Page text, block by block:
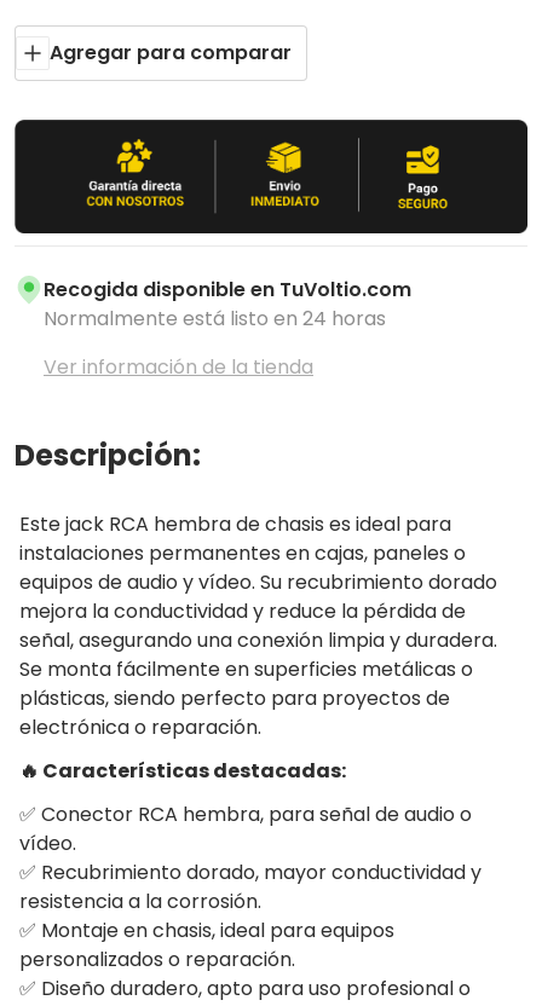
Agregar para comparar
Recogida disponible en TuVoltio.com
Normalmente está listo en 24 horas
Ver información de la tienda
Descripción:
Este jack RCA hembra de chasis es ideal para
instalaciones permanentes en cajas, paneles o
equipos de audio y vídeo. Su recubrimiento dorado
mejora la conductividad y reduce la pérdida de
señal, asegurando una conexión limpia y duradera.
Se monta fácilmente en superficies metálicas o
plásticas, siendo perfecto para proyectos de
electrónica o reparación.
🔥 Características destacadas:
✅ Conector RCA hembra, para señal de audio o
vídeo.
✅ Recubrimiento dorado, mayor conductividad y
resistencia a la corrosión.
✅ Montaje en chasis, ideal para equipos
personalizados o reparación.
✅ Diseño duradero, apto para uso profesional o